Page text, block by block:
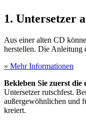
1. Untersetzer
Aus einer alten CD
herstellen. Die Anleitung
» Mehr Informationen
Bekleben Sie zuerst
Untersetzer rutschfest.
außergewöhnlichen und
kreiert.